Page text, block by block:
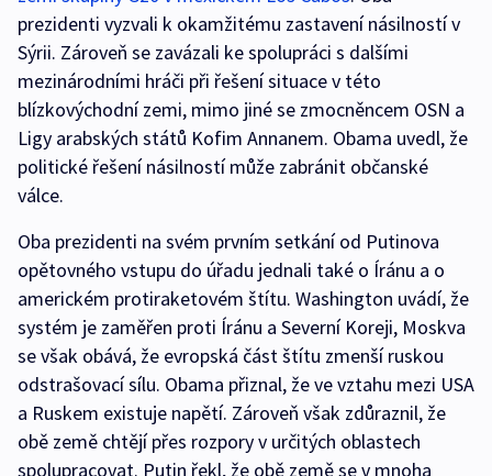
prezidenti vyzvali k okamžitému zastavení násilností v
Sýrii. Zároveň se zavázali ke spolupráci s dalšími
mezinárodními hráči při řešení situace v této
blízkovýchodní zemi, mimo jiné se zmocněncem OSN a
Ligy arabských států Kofim Annanem. Obama uvedl, že
politické řešení násilností může zabránit občanské
válce.
Oba prezidenti na svém prvním setkání od Putinova
opětovného vstupu do úřadu jednali také o Íránu a o
americkém protiraketovém štítu. Washington uvádí, že
systém je zaměřen proti Íránu a Severní Koreji, Moskva
se však obává, že evropská část štítu zmenší ruskou
odstrašovací sílu. Obama přiznal, že ve vztahu mezi USA
a Ruskem existuje napětí. Zároveň však zdůraznil, že
obě země chtějí přes rozpory v určitých oblastech
spolupracovat. Putin řekl, že obě země se v mnoha